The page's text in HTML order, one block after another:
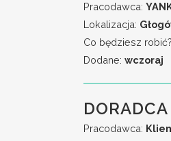
Pracodawca:
Lokalizacja:
Co będziesz
Dodane: wczoraj
Pracodawca: